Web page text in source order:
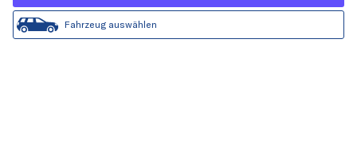
Fahrzeug auswählen